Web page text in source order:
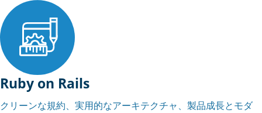
Ruby on Rails
クリーンな規約、実用的なアーキテクチャ、製品成長とモダ